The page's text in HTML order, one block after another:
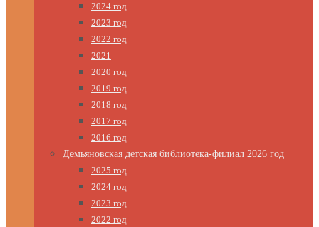
2024 год
2023 год
2022 год
2021
2020 год
2019 год
2018 год
2017 год
2016 год
Демьяновская детская библиотека-филиал 2026 год
2025 год
2024 год
2023 год
2022 год